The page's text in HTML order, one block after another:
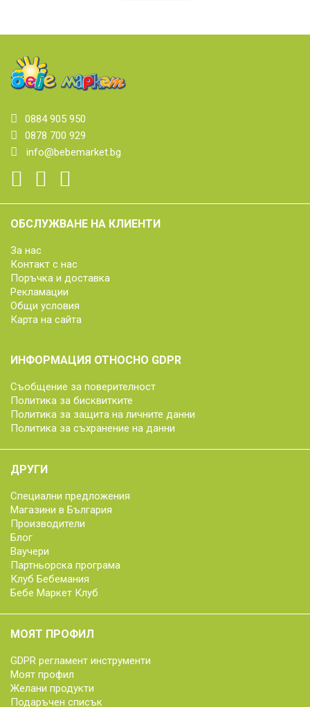
0884 905 950
0878 700 929
info@bebemarket.bg
ОБСЛУЖВАНЕ НА КЛИЕНТИ
За нас
Контакт с нас
Поръчка и доставка
Рекламации
Общи условия
Карта на сайта
ИНФОРМАЦИЯ ОТНОСНО GDPR
Съобщение за поверителност
Политика за бисквитките
Политика за защита на личните данни
Политика за съхранение на данни
ДРУГИ
Специални предложения
Магазини в България
Производители
Блог
Ваучери
Партньорска програма
Клуб Бебемания
Бебе Маркет Клуб
МОЯТ ПРОФИЛ
GDPR регламент инструменти
Моят профил
Желани продукти
Подаръчен списък